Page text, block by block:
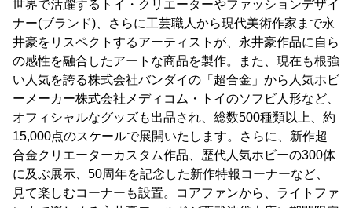
世界で活躍するトイ・クリエーターやファッションデザイ
ナー(ブランド)、さらに工芸職人から現代美術作家まで永
井豪をリスペクトするアーティストが、永井豪作品に自ら
の感性を融合したアートな商品を製作。また、現在も根強
い人気を誇る株式会社バンダイの「超合金」から人気ホビ
ーメーカー株式会社メディコム・トイのソフビ人形など、
オフィシャルなグッズも出品され、総数500種類以上、約
15,000点のスケールで展開いたします。さらに、新作超
合金クリエーターカスタム作品、歴代人気ホビーの300体
に及ぶ展示、50周年を記念した新作特報コーナーなど、
見て楽しむコーナーも設置。コアファンから、ライトファ